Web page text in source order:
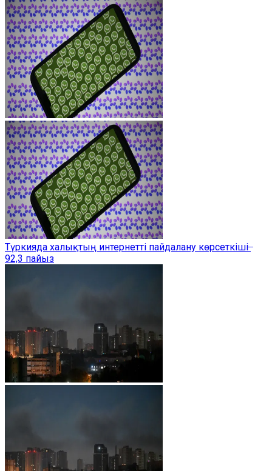
Түркияда халықтың интернетті пайдалану көрсеткіші ̶
92,3 пайыз